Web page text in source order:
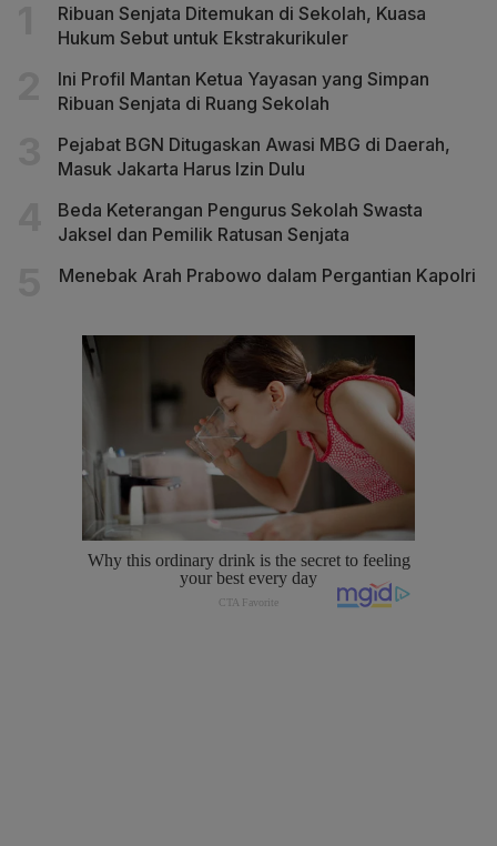
Ribuan Senjata Ditemukan di Sekolah, Kuasa
Hukum Sebut untuk Ekstrakurikuler
Ini Profil Mantan Ketua Yayasan yang Simpan
Ribuan Senjata di Ruang Sekolah
Pejabat BGN Ditugaskan Awasi MBG di Daerah,
Masuk Jakarta Harus Izin Dulu
Beda Keterangan Pengurus Sekolah Swasta
Jaksel dan Pemilik Ratusan Senjata
Menebak Arah Prabowo dalam Pergantian Kapolri